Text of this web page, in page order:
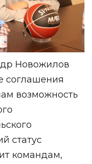
Новожилов
соглашения
возможность
статус
командам,